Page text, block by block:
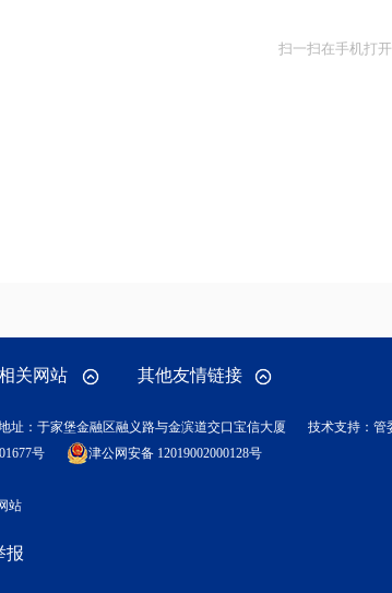
扫一扫在手机打
关网站 其他友情链接
址：于家堡金融区融义路与金滨道交口宝信大厦
技术支持：管
号
津公网安备 12019002000128号
站
报